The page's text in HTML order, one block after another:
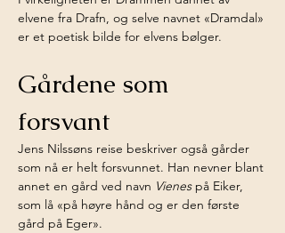
elvene fra Drafn, og selve navnet «Dramdal»
er et poetisk bilde for elvens bølger.
Gårdene som
forsvant
Jens Nilssøns reise beskriver også gårder
som nå er helt forsvunnet. Han nevner blant
annet en gård ved navn Vienes på Eiker,
som lå «på høyre hånd og er den første
gård på Eger».